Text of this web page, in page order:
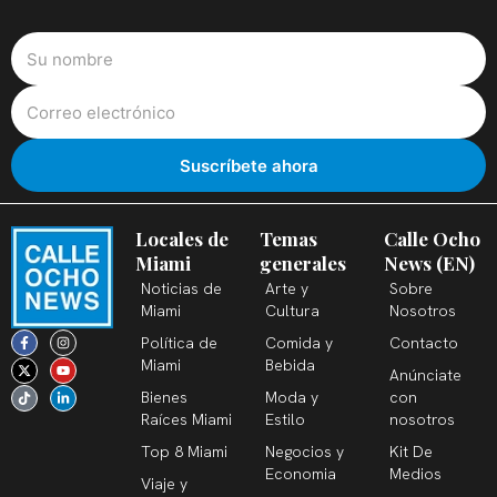
F
a
c
e
b
o
o
I
n
s
t
a
g
r
X
-
t
w
i
t
t
Y
o
u
t
u
b
e
T
i
k
t
o
k
L
i
n
k
e
d
i
Locales de
Miami
Noticias de
Miami
Política de
Miami
Bienes
Raíces Miami
Top 8 Miami
Viaje y
Temas
generales
Arte y
Cultura
Comida y
Bebida
Moda y
Estilo
Negocios y
Economia
Calle Ocho
News (EN)
Sobre
Nosotros
Contacto
Anúnciate
con
nosotros
Kit De
Medios